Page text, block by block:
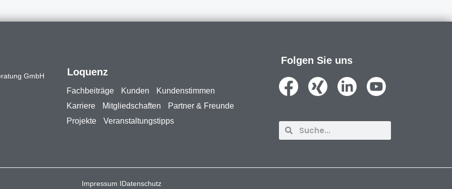
GmbH Loquenz
Fachbeiträge Kunden
Kundenstimmen
Karriere
Mitgliedschaften
Partner & Freunde
Projekte
Veranstaltungstipps
Folgen Sie uns
Impressum IDatenschutz